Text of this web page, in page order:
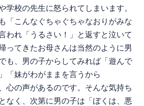
学校の先生に怒られてしまいます。
「こんなぐちゃぐちゃなおりがみな
われ「うるさい！」と返すと泣いて
ってきたお母さんは当然のように男
も、男の子からしてみれば「遊んで
「妹がわがままを言うから
心の声があるのです。そんな気持ち
なく、次第に男の子は「ぼくは、悪